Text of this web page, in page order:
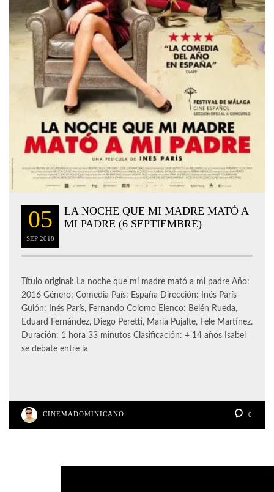
05
SEP 2018
LA NOCHE QUE MI MADRE MATÓ A
MI PADRE (6 SEPTIEMBRE)
Título original: La noche que mi madre mató a mi padre Año:
2016 Género: Comedia País: España Dirección: Inés París
Guión: Inés París, Fernando Colomo Elenco: Belén Rueda,
Eduard Fernández, Diego Peretti, María Pujalte, Fele Martínez.
Duración: 1 hora 33 minutos Clasificación: + 14 años Isabel
se debate entre la
CINEMADOMINICANO 0